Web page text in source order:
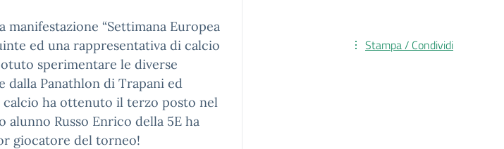
manifestazione “Settimana Europea
ed una rappresentativa di calcio
sperimentare le diverse
dalla Panathlon di Trapani ed
ha ottenuto il terzo posto nel
Russo Enrico della 5E ha
giocatore del torneo!
Stampa / Condividi